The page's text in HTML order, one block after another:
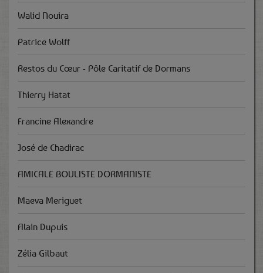
Walid Nouira
Patrice Wolff
Restos du Cœur - Pôle Caritatif de Dormans
Thierry Hatat
Francine Alexandre
José de Chadirac
AMICALE BOULISTE DORMANISTE
Maeva Meriguet
Alain Dupuis
Zélia Gilbaut